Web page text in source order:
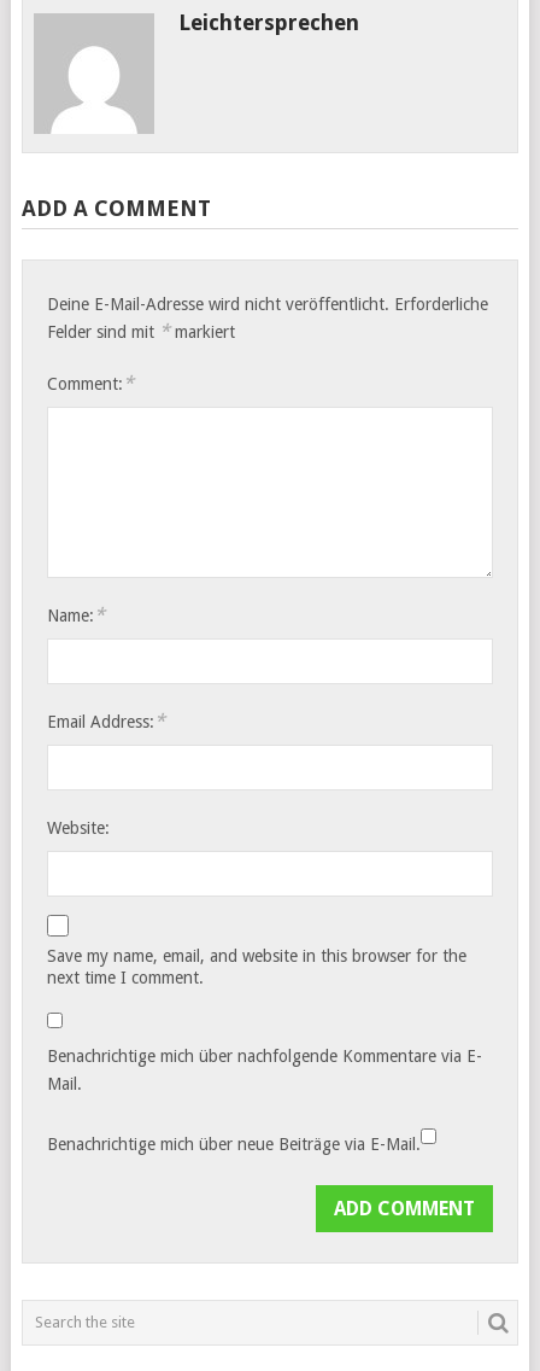
Leichtersprechen
ADD A COMMENT
Deine E-Mail-Adresse wird nicht veröffentlicht. Erforderliche
Felder sind mit *markiert
Comment: *
Name: *
Email Address: *
Website:
Save my name, email, and website in this browser for the
next time I comment.
Benachrichtige mich über nachfolgende Kommentare via E-
Mail.
Benachrichtige mich über neue Beiträge via E-Mail.